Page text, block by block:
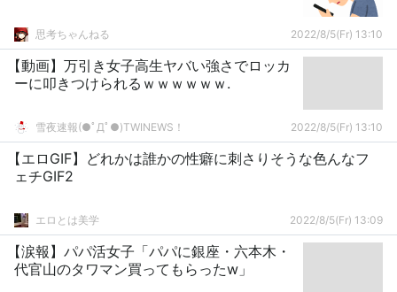
思考ちゃんねる 2022/8/5(Fr) 13:10
【動画】万引き女子高生ヤバい強さでロッカ
ーに叩きつけられるｗｗｗｗｗｗ.
雪夜速報(●ﾟДﾟ●)TWINEWS！ 2022/8/5(Fr) 13:10
【エロGIF】どれかは誰かの性癖に刺さりそうな色んなフ
ェチGIF2
エロとは美学 2022/8/5(Fr) 13:09
【涙報】パパ活女子「パパに銀座・六本木・
代官山のタワマン買ってもらったw」